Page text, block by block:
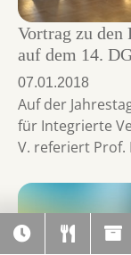
Vortrag zu den
auf dem 14.
07.01.2018
Auf der
für Integrierte
V. referiert Prof.